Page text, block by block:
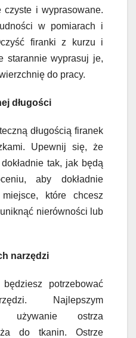
i wyprasowane.
w pomiarach i
firanki z kurzu i
starannie wyprasuj je,
do pracy.
długości
długością firanek
Upewnij się, że
tak, jak będą
aby dokładnie
które chcesz
nierówności lub
narzędzi
potrzebować
Najlepszym
używanie ostrza
do tkanin. Ostrze